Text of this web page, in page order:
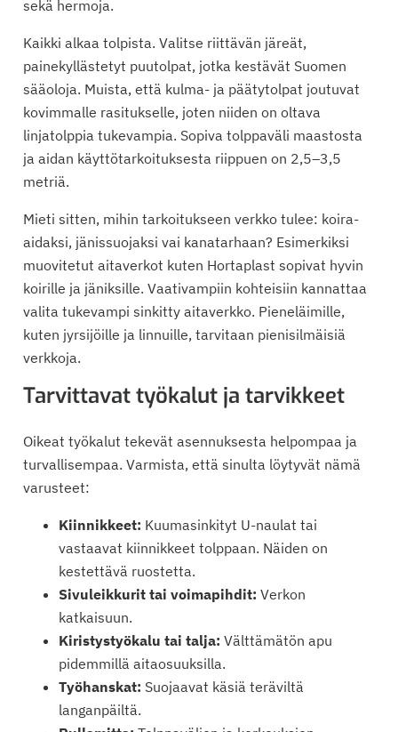
sekä hermoja.
Kaikki alkaa tolpista. Valitse riittävän järeät,
painekyllästetyt puutolpat, jotka kestävät Suomen
sääoloja. Muista, että kulma- ja päätytolpat joutuvat
kovimmalle rasitukselle, joten niiden on oltava
linjatolppia tukevampia. Sopiva tolppaväli maastosta
ja aidan käyttötarkoituksesta riippuen on 2,5–3,5
metriä.
Mieti sitten, mihin tarkoitukseen verkko tulee: koira-
aidaksi, jänissuojaksi vai kanatarhaan? Esimerkiksi
muovitetut aitaverkot kuten Hortaplast sopivat hyvin
koirille ja jäniksille. Vaativampiin kohteisiin kannattaa
valita tukevampi sinkitty aitaverkko. Pieneläimille,
kuten jyrsijöille ja linnuille, tarvitaan pienisilmäisiä
verkkoja.
Tarvittavat työkalut ja tarvikkeet
Oikeat työkalut tekevät asennuksesta helpompaa ja
turvallisempaa. Varmista, että sinulta löytyvät nämä
varusteet:
Kiinnikkeet: Kuumasinkityt U-naulat tai
vastaavat kiinnikkeet tolppaan. Näiden on
kestettävä ruostetta.
Sivuleikkurit tai voimapihdit: Verkon
katkaisuun.
Kiristystyökalu tai talja: Välttämätön apu
pidemmillä aitaosuuksilla.
Työhanskat: Suojaavat käsiä teräviltä
langanpäiltä.